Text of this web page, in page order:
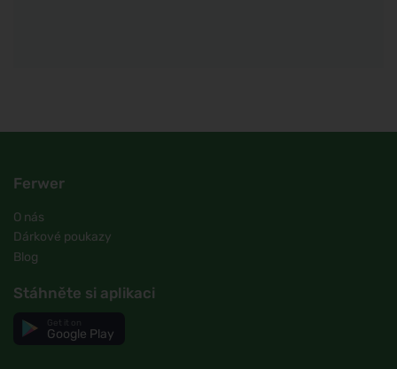
Ferwer
O nás
Dárkové poukazy
Blog
Stáhněte si aplikaci
Google Play